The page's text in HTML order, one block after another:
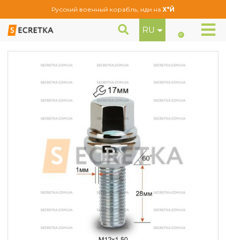
Русский военный корабль, иди на Х*Й
RU 0
Болты